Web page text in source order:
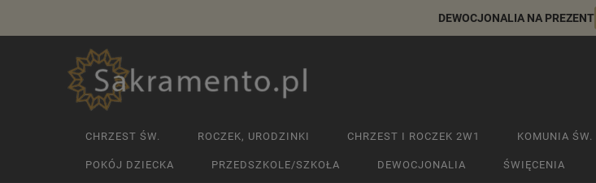
DEWOCJONALIA NA PREZENT
CHRZEST ŚW. ROCZEK, URODZINKI CHRZEST I ROCZEK 2W1 KOMUNIA ŚW.
POKÓJ DZIECKA PRZEDSZKOLE/SZKOŁA DEWOCJONALIA ŚWIĘCENIA